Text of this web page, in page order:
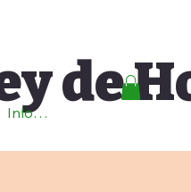
de
Inloggen